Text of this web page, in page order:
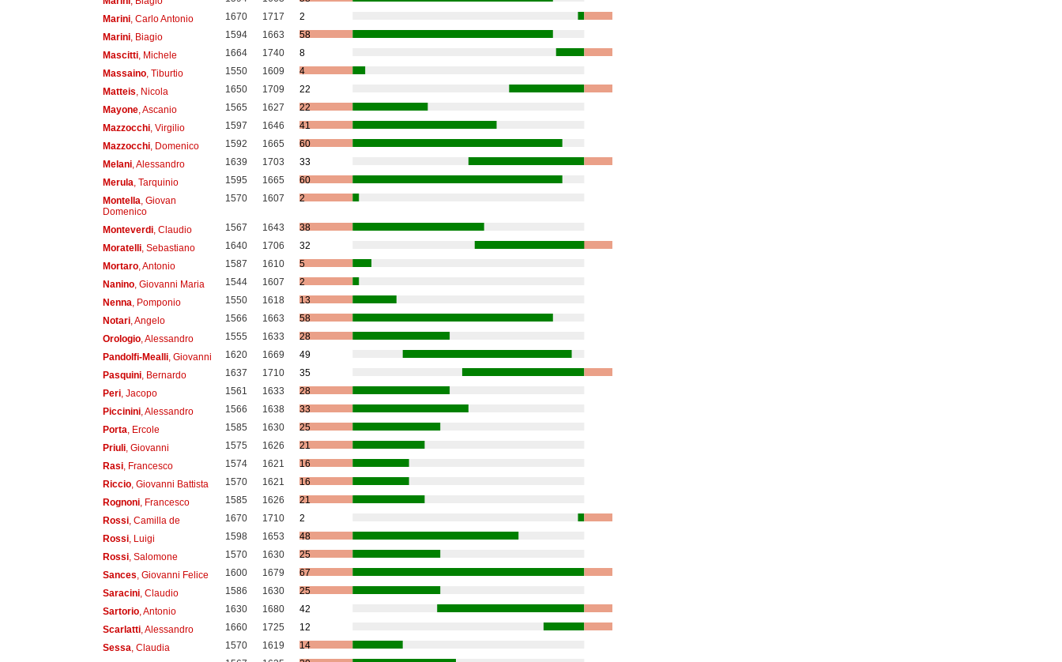
Marini, Carlo Antonio 1670 1717
2
Marini, Biagio 1594 1663
58
Mascitti, Michele 1664 1740
8
Massaino, Tiburtio 1550 1609
4
Matteis , Nicola 1650 1709
22
Mayone, Ascanio 1565 1627
22
Mazzocchi, Virgilio 1597 1646
41
Mazzocchi, Domenico 1592 1665
60
Melani, Alessandro 1639 1703
33
Merula , Tarquinio 1595 1665
60
Montella , Giovan
Domenico
1570 1607 2
Monteverdi, Claudio 1567 1643
38
Moratelli, Sebastiano 1640 1706
32
Mortaro, Antonio 1587 1610
5
Nanino, Giovanni Maria 1544 1607
2
Nenna , Pomponio 1550 1618
13
Notari, Angelo 1566 1663
58
Orologio, Alessandro 1555 1633
28
Pandolfi-Mealli, Giovanni 1620 1669
49
Pasquini, Bernardo 1637 1710
35
Peri, Jacopo 1561 1633
28
Piccinini, Alessandro 1566 1638
33
Porta , Ercole 1585 1630
25
Priuli, Giovanni 1575 1626
21
Rasi, Francesco 1574 1621
16
Riccio, Giovanni Battista 1570 1621
16
Rognoni, Francesco 1585 1626
21
Rossi, Camilla de 1670 1710
2
Rossi, Luigi 1598 1653
48
Rossi, Salomone 1570 1630
25
Sances , Giovanni Felice 1600 1679
67
Saracini, Claudio 1586 1630
25
Sartorio, Antonio 1630 1680
42
Scarlatti, Alessandro 1660 1725
12
Sessa , Claudia 1570 1619
14